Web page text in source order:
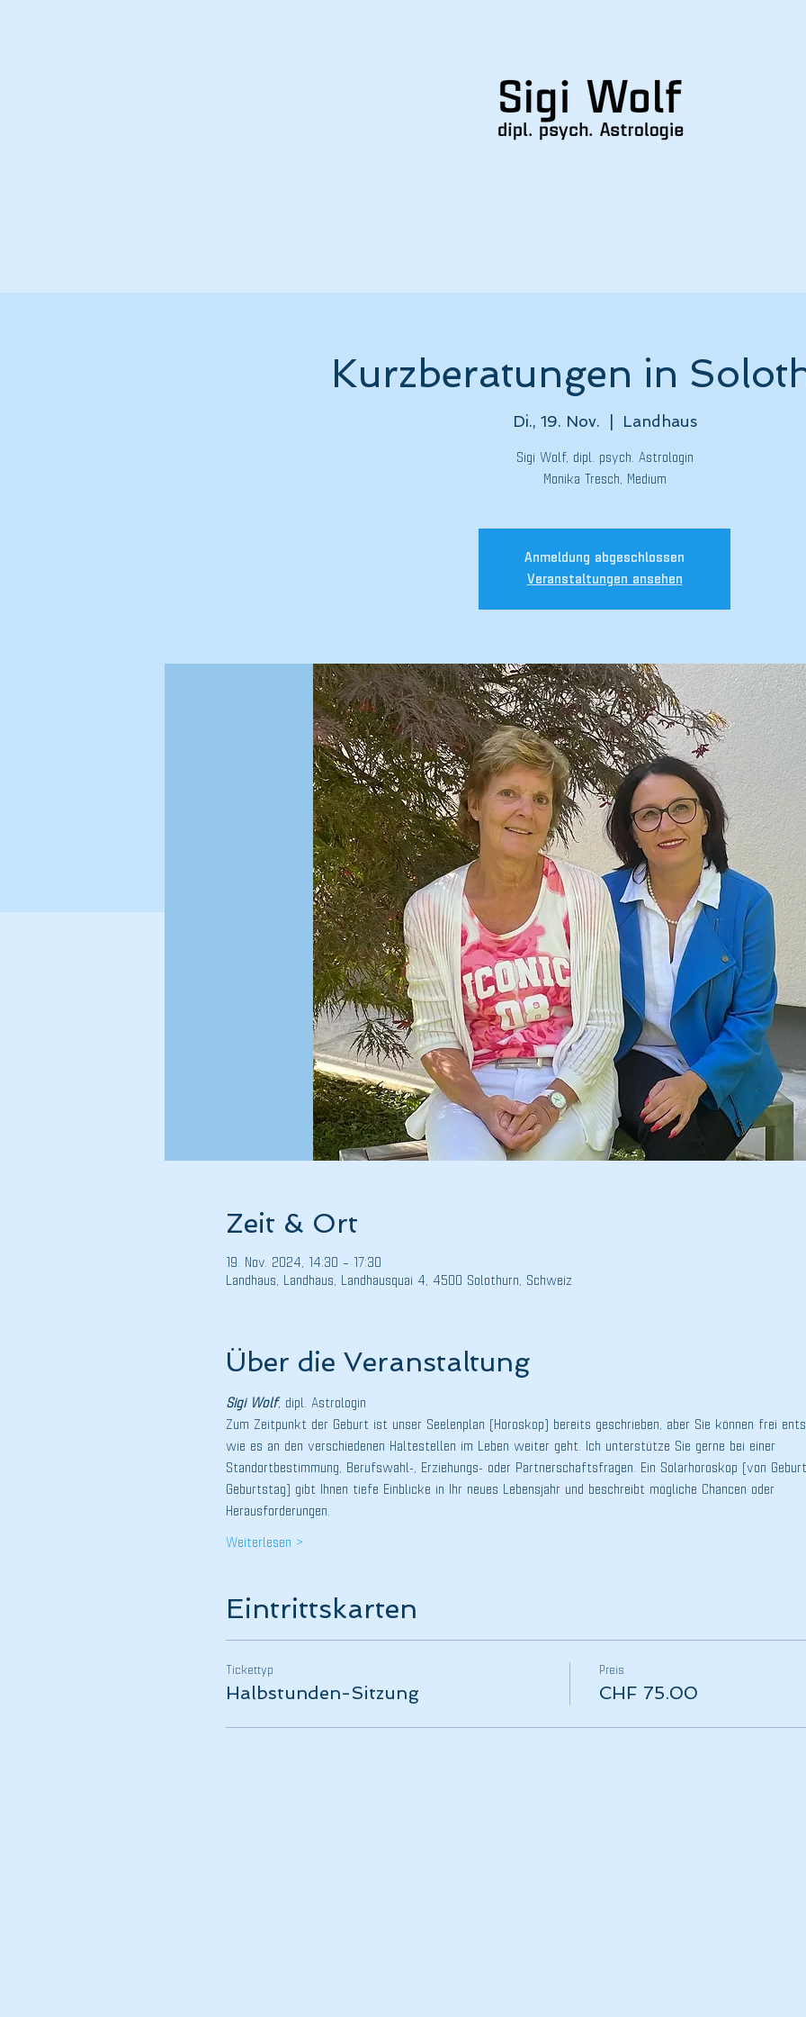
Kurzberatungen in
Di., 19. Nov. Landhaus
Sigi Wolf, dipl. psych. Astrologin
Monika Tresch, Medium
Anmeldung abgeschlossen
Veranstaltungen ansehen
Zeit & Ort
19. Nov. 2024, 14:30 – 17:30
Landhaus, Landhaus, Landhausquai 4, 4500 Solothurn, Schweiz
Über die Veranstaltung
Sigi Wolf, dipl. Astrologin
Zum Zeitpunkt der Geburt ist unser Seelenplan (Horoskop) bereits geschrieben, aber Sie können frei
wie es an den verschiedenen Haltestellen im Leben weiter geht. Ich unterstütze Sie gerne bei einer
Standortbestimmung, Berufswahl-, Erziehungs- oder Partnerschaftsfragen. Ein Solarhoroskop (von
Geburtstag) gibt Ihnen tiefe Einblicke in Ihr neues Lebensjahr und beschreibt mögliche Chancen oder
Herausforderungen.
Weiterlesen >
Eintrittskarten
Tickettyp
Halbstunden-Sitzung
Preis
CHF 75.00